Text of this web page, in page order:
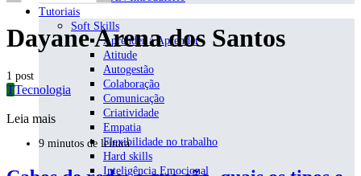
Tutoriais
Soft Skills
Aprender a Aprender
Atitude
Autogestão
Colaboração
Comunicação
Criatividade
Empatia
Flexibilidade no trabalho
Hard skills
Inteligência Emocional
Dayane Arena dos Santos
1 post
TTecnologia
Leia mais
9 minutos de leitura